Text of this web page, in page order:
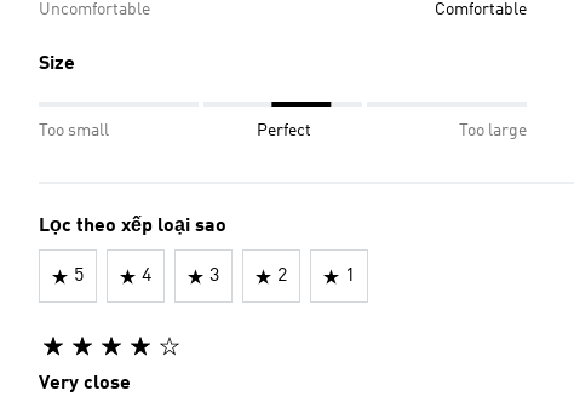
Uncomfortable Comfortable
Size
Too small Perfect Too large
Lọc theo xếp loại sao
5 4 3 2 1
Very close